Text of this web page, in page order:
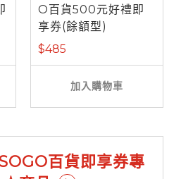
O百貨500元好禮即
享券(餘額型)
$485
加入購物車
百貨即享券專